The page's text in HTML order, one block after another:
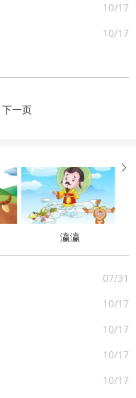
10/17
10/17
下一页

瀛瀛
07/31
10/17
10/17
10/17
10/17